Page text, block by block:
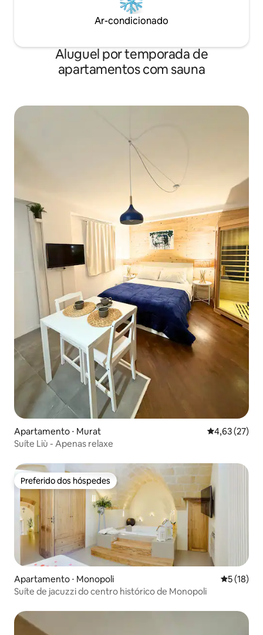
Ar-condicionado
Aluguel por temporada de
apartamentos com sauna
Apartamento ⋅ Murat 4,63 de uma
4,63 (27)
Suíte Liù - Apenas relaxe
Preferido dos hóspedes
Preferido dos hóspedes
Apartamento ⋅ Monopoli 5 de uma
5 (18)
Suíte de jacuzzi do centro histórico de Monopoli